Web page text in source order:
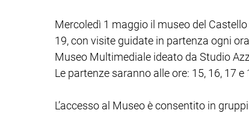
Mercoledì 1 maggio il museo del
19, con visite guidate in partenza ogni
Museo Multimediale ideato da Studio
Le partenze saranno alle ore: 15, 16, 17 e
L’accesso al Museo è consentito in